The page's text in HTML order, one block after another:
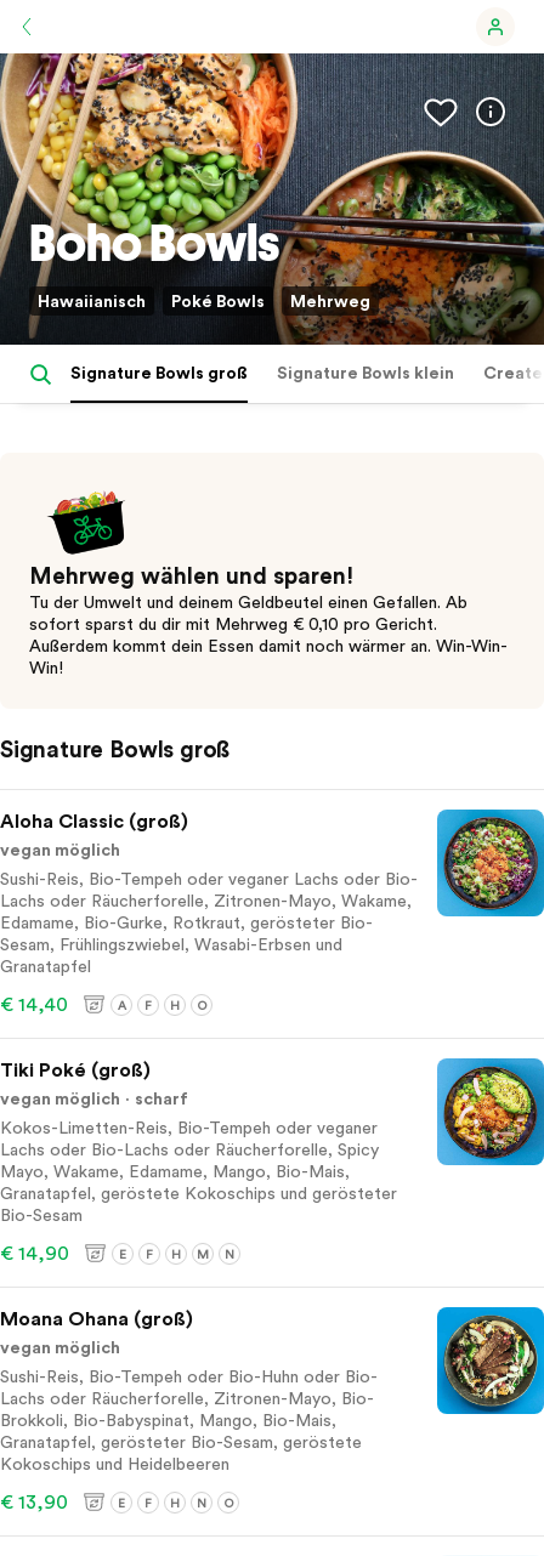
Boho Bowls
Hawaiianisch Poké Bowls Mehrweg
Signature Bowls groß Signature Bowls klein Create
Mehrweg wählen und sparen!
Tu der Umwelt und deinem Geldbeutel einen Gefallen. Ab
sofort sparst du dir mit Mehrweg € 0,10 pro Gericht.
Außerdem kommt dein Essen damit noch wärmer an. Win-Win-
Win!
Signature Bowls groß
Aloha Classic (groß)
vegan möglich
Sushi-Reis, Bio-Tempeh oder veganer Lachs oder Bio-
Lachs oder Räucherforelle, Zitronen-Mayo, Wakame,
Edamame, Bio-Gurke, Rotkraut, gerösteter Bio-
Sesam, Frühlingszwiebel, Wasabi-Erbsen und
Granatapfel
€ 14,40 A F H O
Tiki Poké (groß)
vegan möglich
scharf
Kokos-Limetten-Reis, Bio-Tempeh oder veganer
Lachs oder Bio-Lachs oder Räucherforelle, Spicy
Mayo, Wakame, Edamame, Mango, Bio-Mais,
Granatapfel, geröstete Kokoschips und gerösteter
Bio-Sesam
€ 14,90 E F H M N
Moana Ohana (groß)
vegan möglich
Sushi-Reis, Bio-Tempeh oder Bio-Huhn oder Bio-
Lachs oder Räucherforelle, Zitronen-Mayo, Bio-
Brokkoli, Bio-Babyspinat, Mango, Bio-Mais,
Granatapfel, gerösteter Bio-Sesam, geröstete
Kokoschips und Heidelbeeren
€ 13,90 E F H N O